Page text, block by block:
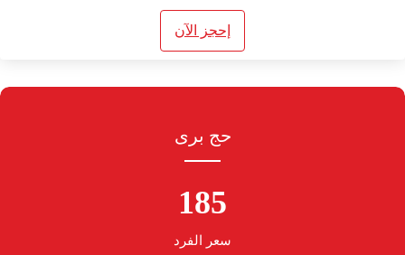
إحجز الآن
حج برى
185
سعر الفرد